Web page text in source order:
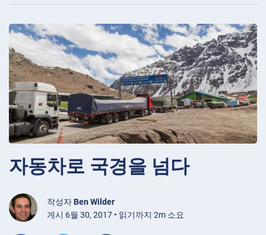
자동차로 국경을 넘다
작성자 Ben Wilder
게시 6월 30, 2017 • 읽기까지 2m 소요